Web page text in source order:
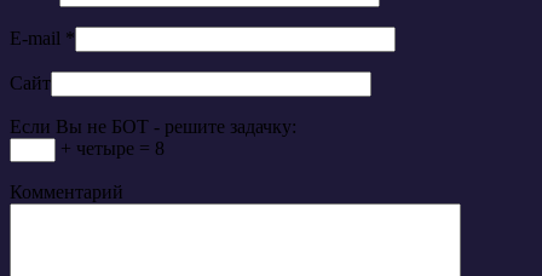
E-mail *
Сайт
Если Вы не БОТ - решите задачку:
+ четыре = 8
Комментарий